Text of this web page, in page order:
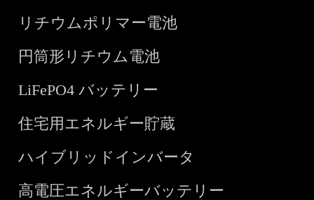
リチウムポリマー電池
円筒形リチウム電池
LiFePO4 バッテリー
住宅用エネルギー貯蔵
ハイブリッドインバータ
高電圧エネルギーバッテリー